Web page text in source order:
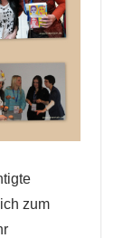
zum